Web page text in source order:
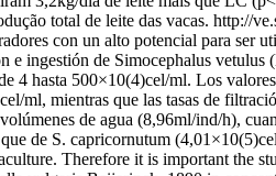
total de leite das vacas. http://
con un alto potencial para ser
e ingestión de Simocephalus
hasta 500×10(4)cel/ml. Los
ml, mientras que las tasas de
de agua (8,96ml/ind/h),
de S. capricornutum
Therefore it is important the